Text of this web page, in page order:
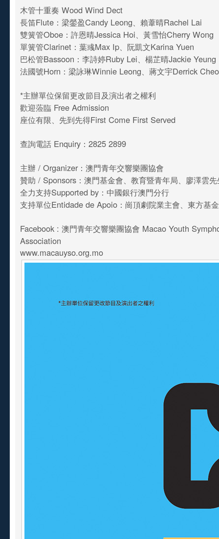
木管十重奏 Wood Wind Dect
長笛Flute：梁鎣盈Candy Leong、賴葦晴Rachel Lai
雙簧管Oboe：許恩晴Jessica Hoi、黃雪怡Cherry Wong
單簧管Clarinet：葉彧Max Ip、阮凱文Karina Yuen
巴松管Bassoon：李詩婷Ruby Lei、楊芷晴Jackie Yeung
法國號Horn：梁詠琳Winnie Leong、蔣文宇Derrick
*主辦單位保留更改節目及演出者之權利
歡迎蒞臨 Free Admission
座位有限、先到先得First Come First Served
查詢電話 Enquiry：2825 2899
主辦 / Organizer：澳門青年交響樂團協會
贊助 / Sponsors：澳門基金會、教育暨青年局、廖澤雲
全力支持Supported by：中國銀行澳門分行
支持單位Entidade de Apoio：崗頂劇院業主會、東方基
Facebook : 澳門青年交響樂團協會 Macao Youth
Association
www.macauyso.org.mo